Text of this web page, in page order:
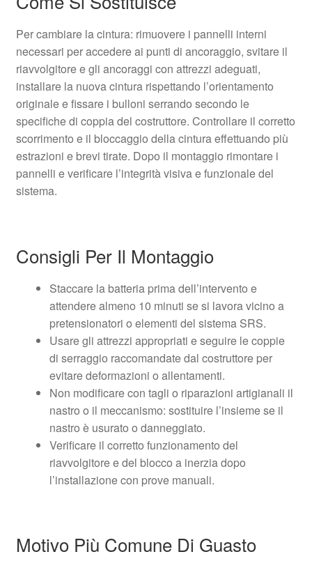
Per cambiare la cintura: rimuovere i pannelli interni
necessari per accedere ai punti di ancoraggio, svitare il
riavvolgitore e gli ancoraggi con attrezzi adeguati,
installare la nuova cintura rispettando l’orientamento
originale e fissare i bulloni serrando secondo le
specifiche di coppia del costruttore. Controllare il corretto
scorrimento e il bloccaggio della cintura effettuando più
estrazioni e brevi tirate. Dopo il montaggio rimontare i
pannelli e verificare l’integrità visiva e funzionale del
sistema.
Consigli Per Il Montaggio
Staccare la batteria prima dell’intervento e
attendere almeno 10 minuti se si lavora vicino a
pretensionatori o elementi del sistema SRS.
Usare gli attrezzi appropriati e seguire le coppie
di serraggio raccomandate dal costruttore per
evitare deformazioni o allentamenti.
Non modificare con tagli o riparazioni artigianali il
nastro o il meccanismo: sostituire l’insieme se il
nastro è usurato o danneggiato.
Verificare il corretto funzionamento del
riavvolgitore e del blocco a inerzia dopo
l’installazione con prove manuali.
Motivo Più Comune Di Guasto